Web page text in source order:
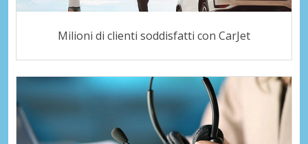
Milioni di clienti soddisfatti con CarJet